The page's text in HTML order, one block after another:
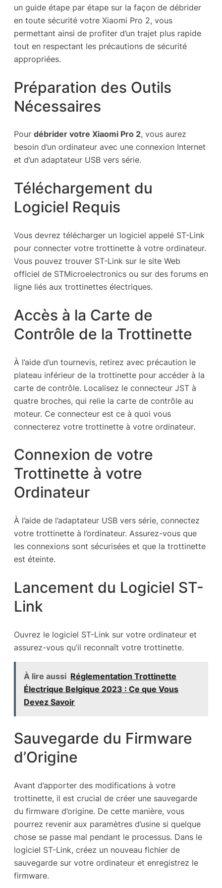
un guide étape par étape sur la façon de débrider
en toute sécurité votre Xiaomi Pro 2, vous
permettant ainsi de profiter d’un trajet plus rapide
tout en respectant les précautions de sécurité
appropriées.
Préparation des Outils
Nécessaires
Pour débrider votre Xiaomi Pro 2, vous aurez
besoin d’un ordinateur avec une connexion Internet
et d’un adaptateur USB vers série.
Téléchargement du
Logiciel Requis
Vous devrez télécharger un logiciel appelé ST-Link
pour connecter votre trottinette à votre ordinateur.
Vous pouvez trouver ST-Link sur le site Web
officiel de STMicroelectronics ou sur des forums en
ligne liés aux trottinettes électriques.
Accès à la Carte de
Contrôle de la Trottinette
À l’aide d’un tournevis, retirez avec précaution le
plateau inférieur de la trottinette pour accéder à la
carte de contrôle. Localisez le connecteur JST à
quatre broches, qui relie la carte de contrôle au
moteur. Ce connecteur est ce à quoi vous
connecterez votre trottinette à votre ordinateur.
Connexion de votre
Trottinette à votre
Ordinateur
À l’aide de l’adaptateur USB vers série, connectez
votre trottinette à l’ordinateur. Assurez-vous que
les connexions sont sécurisées et que la trottinette
est éteinte.
Lancement du Logiciel ST-
Link
Ouvrez le logiciel ST-Link sur votre ordinateur et
assurez-vous qu’il reconnaît votre trottinette.
À lire aussi Réglementation Trottinette
Électrique Belgique 2023 : Ce que Vous
Devez Savoir
Sauvegarde du Firmware
d’Origine
Avant d’apporter des modifications à votre
trottinette, il est crucial de créer une sauvegarde
du firmware d’origine. De cette manière, vous
pourrez revenir aux paramètres d’usine si quelque
chose se passe mal pendant le processus. Dans le
logiciel ST-Link, créez un nouveau fichier de
sauvegarde sur votre ordinateur et enregistrez le
firmware.